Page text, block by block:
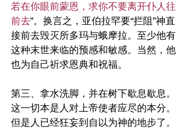
若在你眼前蒙恩，求你不要离开仆人往
前去”。换言之，亚伯拉罕要“拦阻”神直
接前去毁灭所多玛与蛾摩拉。至少他有
这种末世来临的预感和敏感。当然，他
也为自己祈求恩典和祝福。
第三、拿水洗脚，并在树下歇息歇息。
这一切本是人对上帝使者应尽的本分。
但是人已经狂妄到自以为神的地步了。